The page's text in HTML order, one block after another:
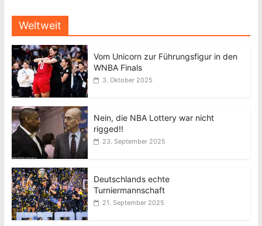
Weltweit
Vom Unicorn zur Führungsfigur in den
WNBA Finals
3. Oktober 2025
Nein, die NBA Lottery war nicht
rigged!!
23. September 2025
Deutschlands echte
Turniermannschaft
21. September 2025